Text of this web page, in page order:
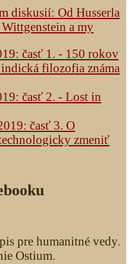
diskusií: Od Husserla
a my
časť 1. - 150 rokov
filozofia známa
časť 2. - Lost in
časť 3. O
zmeniť
pre humanitné vedy.
Ostium.